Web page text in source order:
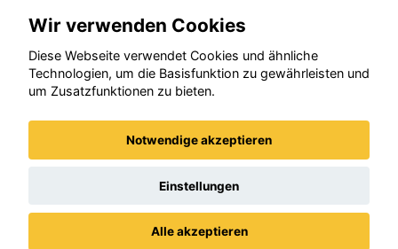
Opel Grandland (X)
Wir verwenden Cookies
Diese Webseite verwendet Cookies und ähnliche
Technologien, um die Basisfunktion zu gewährleisten und
um Zusatzfunktionen zu bieten.
Notwendige akzeptieren
Einstellungen
Alle akzeptieren